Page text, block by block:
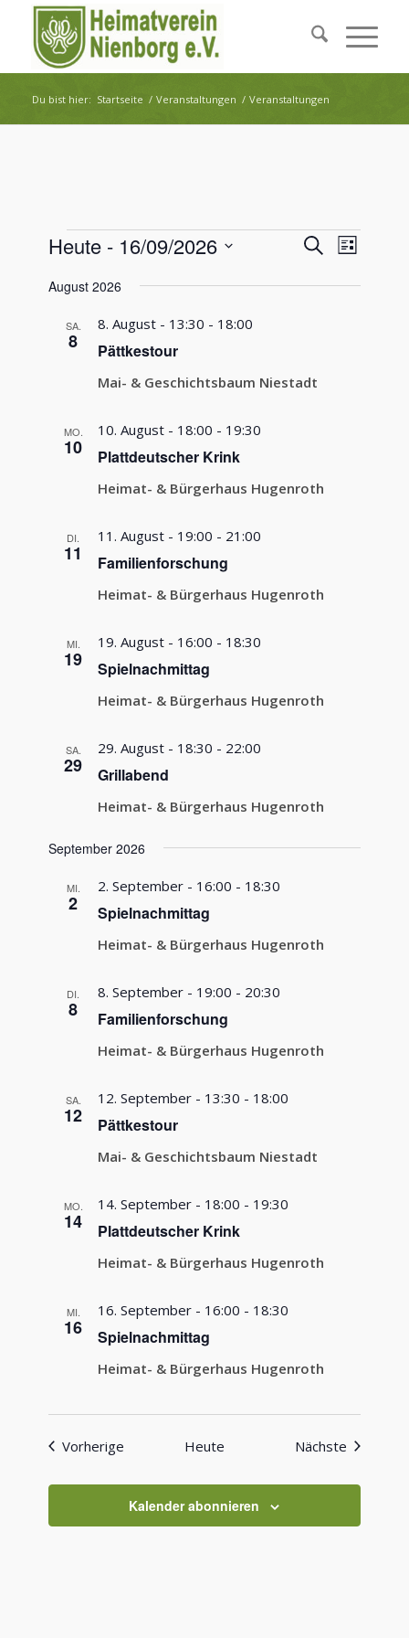
Du bist hier: Startseite / Veranstaltungen / Veranstaltungen
Veranstaltungen SucheListe
Heute - 16/09/2026
wählen.
August 2026
SA.
8 Pättkestour
8. August - 13:30 - 18:00
Mai- & Geschichtsbaum Niestadt
MO.
10 Plattdeutscher Krink
10. August - 18:00 - 19:30
Heimat- & Bürgerhaus Hugenroth
DI.
11 Familienforschung
11. August - 19:00 - 21:00
Heimat- & Bürgerhaus Hugenroth
MI.
19 Spielnachmittag
19. August - 16:00 - 18:30
Heimat- & Bürgerhaus Hugenroth
SA.
29 Grillabend
29. August - 18:30 - 22:00
Heimat- & Bürgerhaus Hugenroth
September 2026
MI.
2 Spielnachmittag
2. September - 16:00 - 18:30
Heimat- & Bürgerhaus Hugenroth
DI.
8 Familienforschung
8. September - 19:00 - 20:30
Heimat- & Bürgerhaus Hugenroth
SA.
12 Pättkestour
12. September - 13:30 - 18:00
Mai- & Geschichtsbaum Niestadt
MO.
14 Plattdeutscher Krink
14. September - 18:00 - 19:30
Heimat- & Bürgerhaus Hugenroth
MI.
16 Spielnachmittag
16. September - 16:00 - 18:30
Heimat- & Bürgerhaus Hugenroth
Vorherige Veranstaltungen
Heute Nächste
Kalender abonnieren